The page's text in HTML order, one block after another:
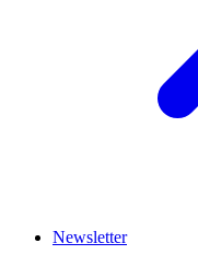
Newsletter